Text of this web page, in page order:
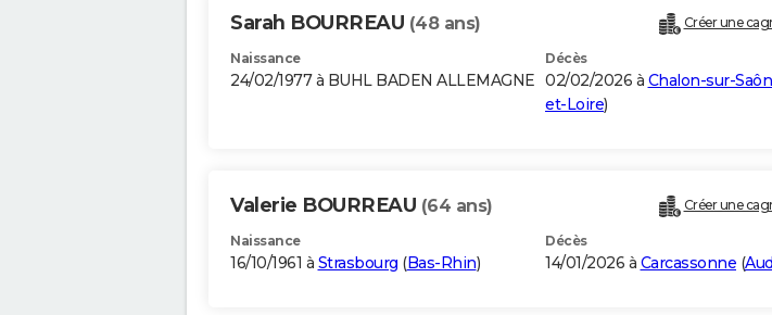
Sarah BOURREAU (48 ans) Créer une
Naissance
24/02/1977 à BUHL BADEN ALLEMAGNE
Décès
02/02/2026 à Chalon-sur-
et-Loire)
Valerie BOURREAU (64 ans) Créer une
Naissance
16/10/1961 à Strasbourg (Bas-Rhin)
Décès
14/01/2026 à Carcassonne (